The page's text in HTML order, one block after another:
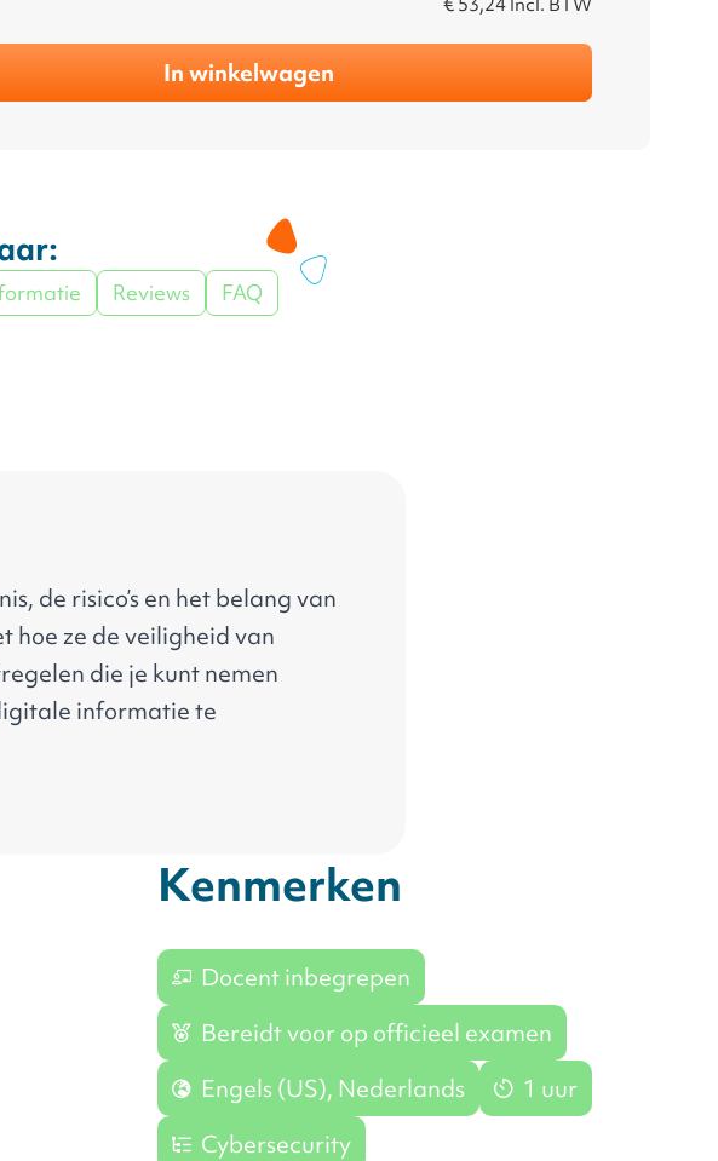
€ 53,24 Incl. BTW
In winkelwagen
Reviews FAQ
de risico’s en het belang van
hoe ze de veiligheid van
die je kunt nemen
informatiete
Kenmerken
Docent inbegrepen
Bereidt voor op officieel examen
Engels (US), Nederlands
1 uur
Cybersecurity